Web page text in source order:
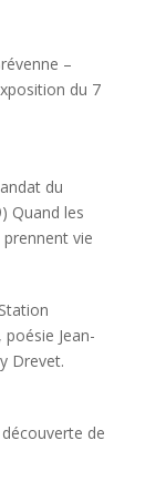
–
du 7
du
Quand les
vie
Jean-
Drevet.
de